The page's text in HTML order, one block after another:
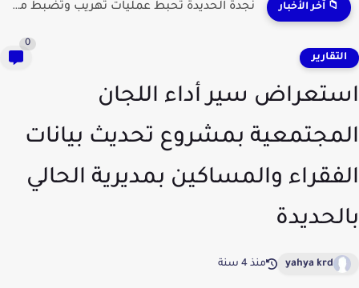
📁 آخر الأخبار نجدة الحديدة تحبط عمليات تهريب وتضبط مطلوبين وشحنات مواد...
سير أداء اللجان
بمشروع تحديث بيانات
والمساكين بمديرية الحالي
yahya krd منذ 4 سنة